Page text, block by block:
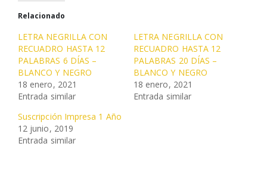
Relacionado
LETRA NEGRILLA CON
RECUADRO HASTA 12
PALABRAS 6 DÍAS –
BLANCO Y NEGRO
18 enero, 2021
Entrada similar
LETRA NEGRILLA CON
RECUADRO HASTA 12
PALABRAS 20 DÍAS –
BLANCO Y NEGRO
18 enero, 2021
Entrada similar
Suscripción Impresa 1 Año
12 junio, 2019
Entrada similar